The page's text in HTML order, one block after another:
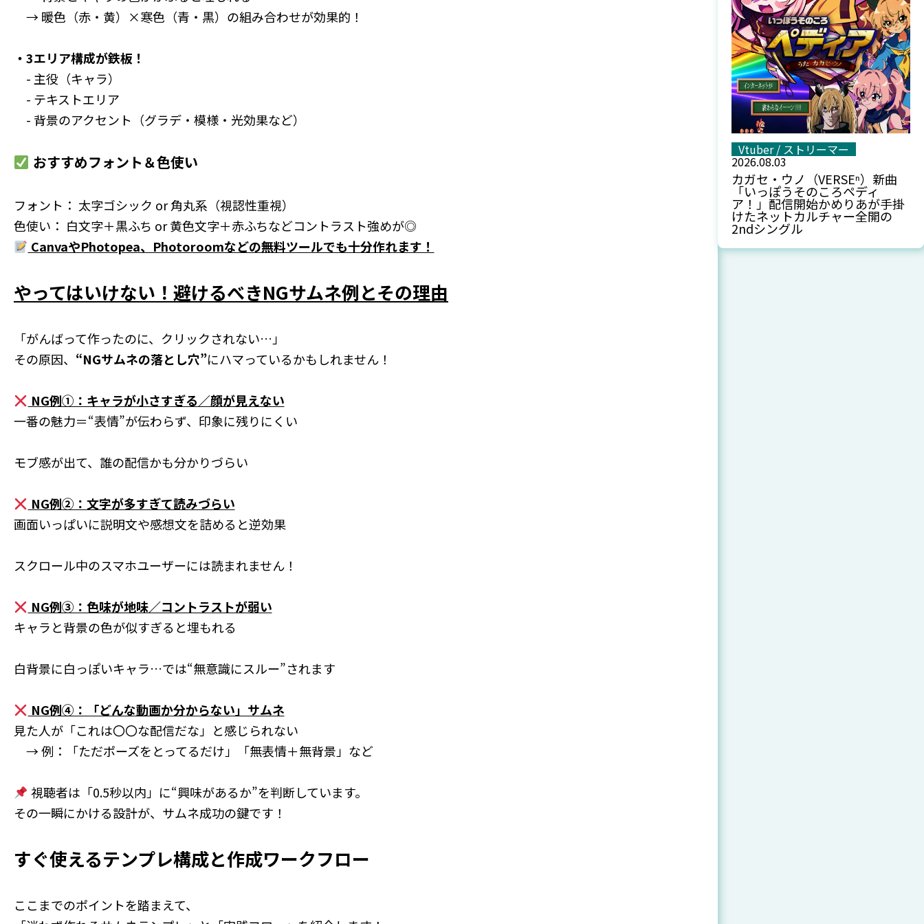
→ 暖色（赤・黄）×寒色（青・黒）の組み合わせが効果的！
・3エリア構成が鉄板！
- 主役（キャラ）
- テキストエリア
- 背景のアクセント（グラデ・模様・光効果など）
おすすめフォント＆色使い
フォント： 太字ゴシック or 角丸系（視認性重視）
色使い： 白文字＋黒ふち or 黄色文字＋赤ふちなどコントラスト強めが◎
CanvaやPhotopea、Photoroomなどの無料ツールでも十分作れます！
やってはいけない！避けるべきNGサムネ例とその理由
「がんばって作ったのに、クリックされない…」
その原因、 “NGサムネの落とし穴”にハマっているかもしれません！
NG例①：キャラが小さすぎる／顔が見えない
一番の魅力＝“表情”が伝わらず、印象に残りにくい
モブ感が出て、誰の配信かも分かりづらい
NG例②：文字が多すぎて読みづらい
画面いっぱいに説明文や感想文を詰めると逆効果
スクロール中のスマホユーザーには読まれません！
NG例③：色味が地味／コントラストが弱い
キャラと背景の色が似すぎると埋もれる
白背景に白っぽいキャラ…では“無意識にスルー”されます
NG例④：「どんな動画か分からない」サムネ
見た人が「これは〇〇な配信だな」と感じられない
→ 例：「ただポーズをとってるだけ」「無表情＋無背景」など
視聴者は「0.5秒以内」に“興味があるか”を判断しています。
その一瞬にかける設計が、サムネ成功の鍵です！
すぐ使えるテンプレ構成と作成ワークフロー
ここまでのポイントを踏まえて、
Vtuber / ストリーマー
2026.08.03
カガセ・ウノ（VERSEⁿ）新曲
「いっぽうそのころペディ
ア！」配信開始――かめりあが手掛
けたネットカルチャー全開の
2ndシングル